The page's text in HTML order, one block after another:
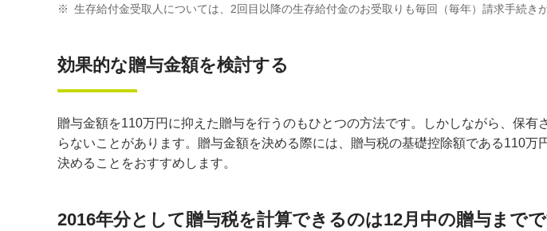
※ 生存給付金受取人については、2回目以降の生存給付金のお受取りも毎回（毎年）請求手続き
効果的な贈与金額を検討する
贈与金額を110万円に抑えた贈与を行うのもひとつの方法です。しかしながら、保
らないことがあります。贈与金額を決める際には、贈与税の基礎控除額である110
決めることをおすすめします。
2016年分として贈与税を計算できるのは12月中の贈与まで